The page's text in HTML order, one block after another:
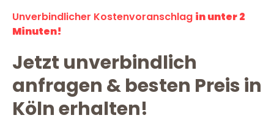
Unverbindlicher Kostenvoranschlag in unter 2
Minuten!
Jetzt unverbindlich
anfragen & besten Preis in
Köln erhalten!